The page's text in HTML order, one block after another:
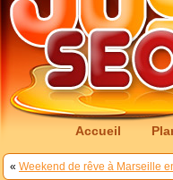
Accueil
« Weekend de rêve à Marseille